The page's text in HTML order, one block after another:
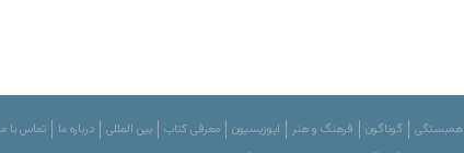
تماس با ما درباره ما بین المللی معرفی کتاب اپوزیسیون فرهنگ و هنر گوناگون همبستگی